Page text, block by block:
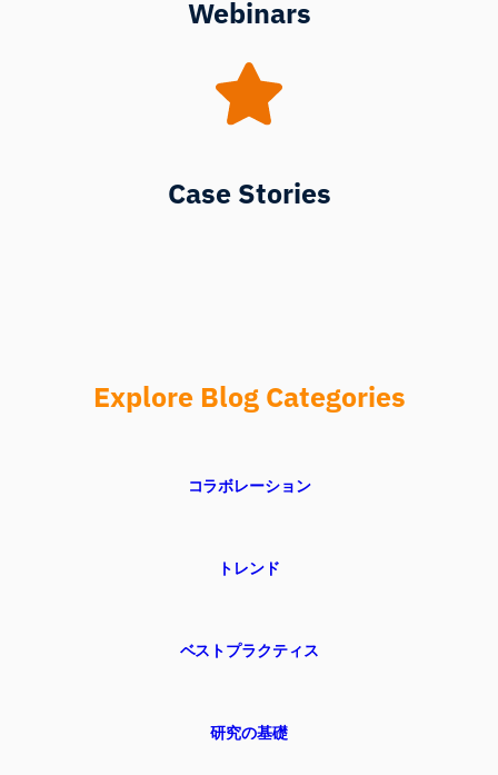
Webinars
Case Stories
Explore Blog Categories
コラボレーション
トレンド
ベストプラクティス
研究の基礎